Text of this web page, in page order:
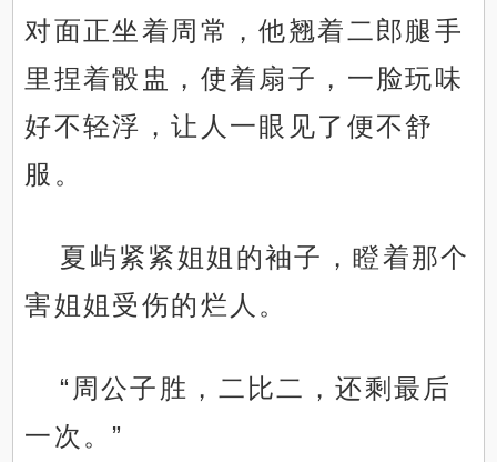
对面正坐着周常，他翘着二郎腿手
里捏着骰盅，使着扇子，一脸玩味
好不轻浮，让人一眼见了便不舒
服。
夏屿紧紧姐姐的袖子，瞪着那个
害姐姐受伤的烂人。
“周公子胜，二比二，还剩最后
一次。”